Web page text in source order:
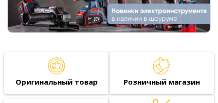
Оригинальный товар Розничный магазин